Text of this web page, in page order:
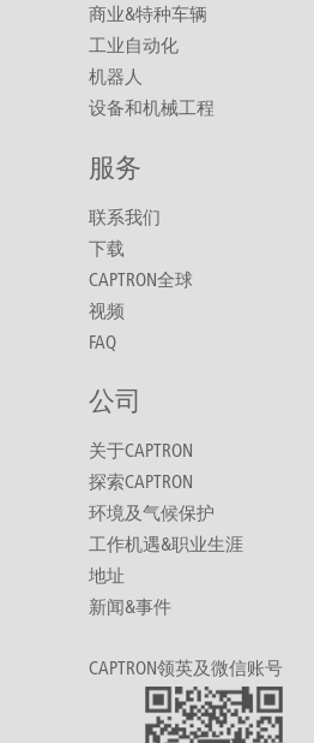
商业&特种车辆
工业自动化
机器人
设备和机械工程
服务
联系我们
下载
CAPTRON全球
视频
FAQ
公司
关于CAPTRON
探索CAPTRON
环境及气候保护
工作机遇&职业生涯
地址
新闻&事件
CAPTRON领英及微信账号